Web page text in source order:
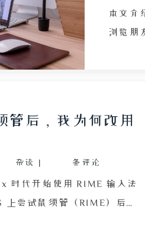
的文字反而能通过检测。作
AI 检测本质上是统计模板匹
，甚至奖励写作水平低下。
检测工具在实际应用中的荒
本文介
浏览朋
总结
交支
合理。
学间
自己
生能珍
的复杂
到自
管后，我为何改用
杂谈 | 条评论
时代开始使用 RIME 输入法
上尝试鼠须管（RIME）后因